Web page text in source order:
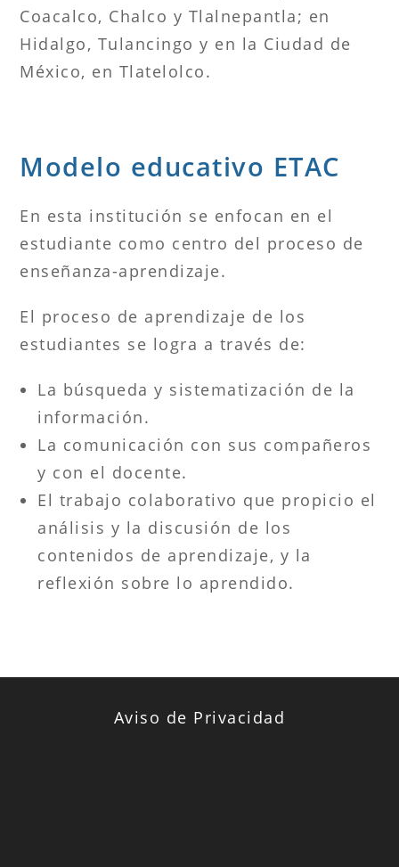
Coacalco, Chalco y Tlalnepantla; en
Hidalgo, Tulancingo y en la Ciudad de
México, en Tlatelolco.
Modelo educativo ETAC
En esta institución se enfocan en el
estudiante como centro del proceso de
enseñanza-aprendizaje.
El proceso de aprendizaje de los
estudiantes se logra a través de:
La búsqueda y sistematización de la
información.
La comunicación con sus compañeros
y con el docente.
El trabajo colaborativo que propicio el
análisis y la discusión de los
contenidos de aprendizaje, y la
reflexión sobre lo aprendido.
Aviso de Privacidad